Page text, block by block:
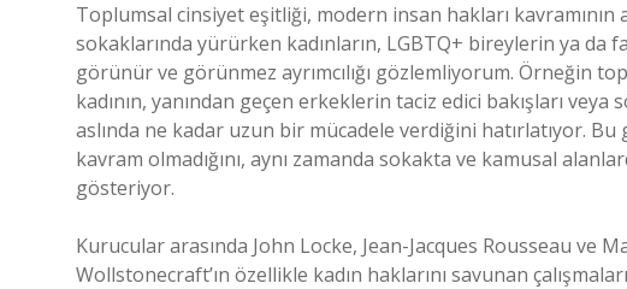
Toplumsal cinsiyet eşitliği, modern insan hakları kavramının
sokaklarında yürürken kadınların, LGBTQ+ bireylerin ya da
görünür ve görünmez ayrımcılığı gözlemliyorum. Örneğin
kadının, yanından geçen erkeklerin taciz edici bakışları
aslında ne kadar uzun bir mücadele verdiğini hatırlatıyor.
kavram olmadığını, aynı zamanda sokakta ve kamusal
gösteriyor.
Kurucular arasında John Locke, Jean-Jacques Rousseau ve
Wollstonecraft’ın özellikle kadın haklarını savunan